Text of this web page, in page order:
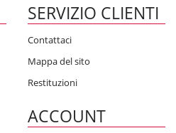
SERVIZIO CLIENTI
Contattaci
Mappa del sito
Restituzioni
ACCOUNT